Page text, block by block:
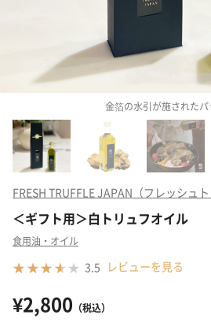
金箔の水引が施されたパ
FRESH TRUFFLE JAPAN（フレッシュ
＜ギフト用＞白トリュフオイル
食用油・オイル
3.5 レビューを見る
¥2,800 （税込）